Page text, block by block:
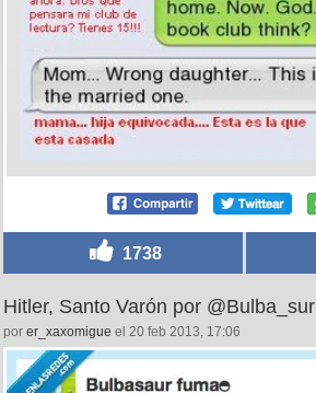
1738
Hitler, Santo Varón por @Bulba_sur
por er_xaxomigue el 20 feb 2013, 17:06